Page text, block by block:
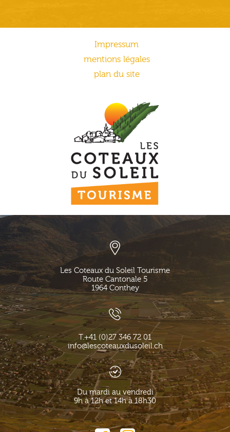
Impressum
mentions légales
plan du site
Les Coteaux du Soleil Tourisme
Route Cantonale 5
1964 Conthey
T.+41 (0)27 346 72 01
info@lescoteauxdusoleil.ch
Du mardi au vendredi
9h à 12h et 14h à 18h30